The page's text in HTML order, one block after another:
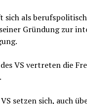
sich als
Gründung zur
VS vertreten die
setzen sich, auch